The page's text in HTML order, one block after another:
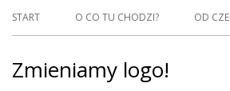
Menu
START O CO TU CHODZI? OD
Zmieniamy logo!